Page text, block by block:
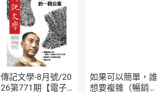
傳記文學-8月號/20
26第771期【電子
如果可以簡單，誰
想要複雜（暢銷經